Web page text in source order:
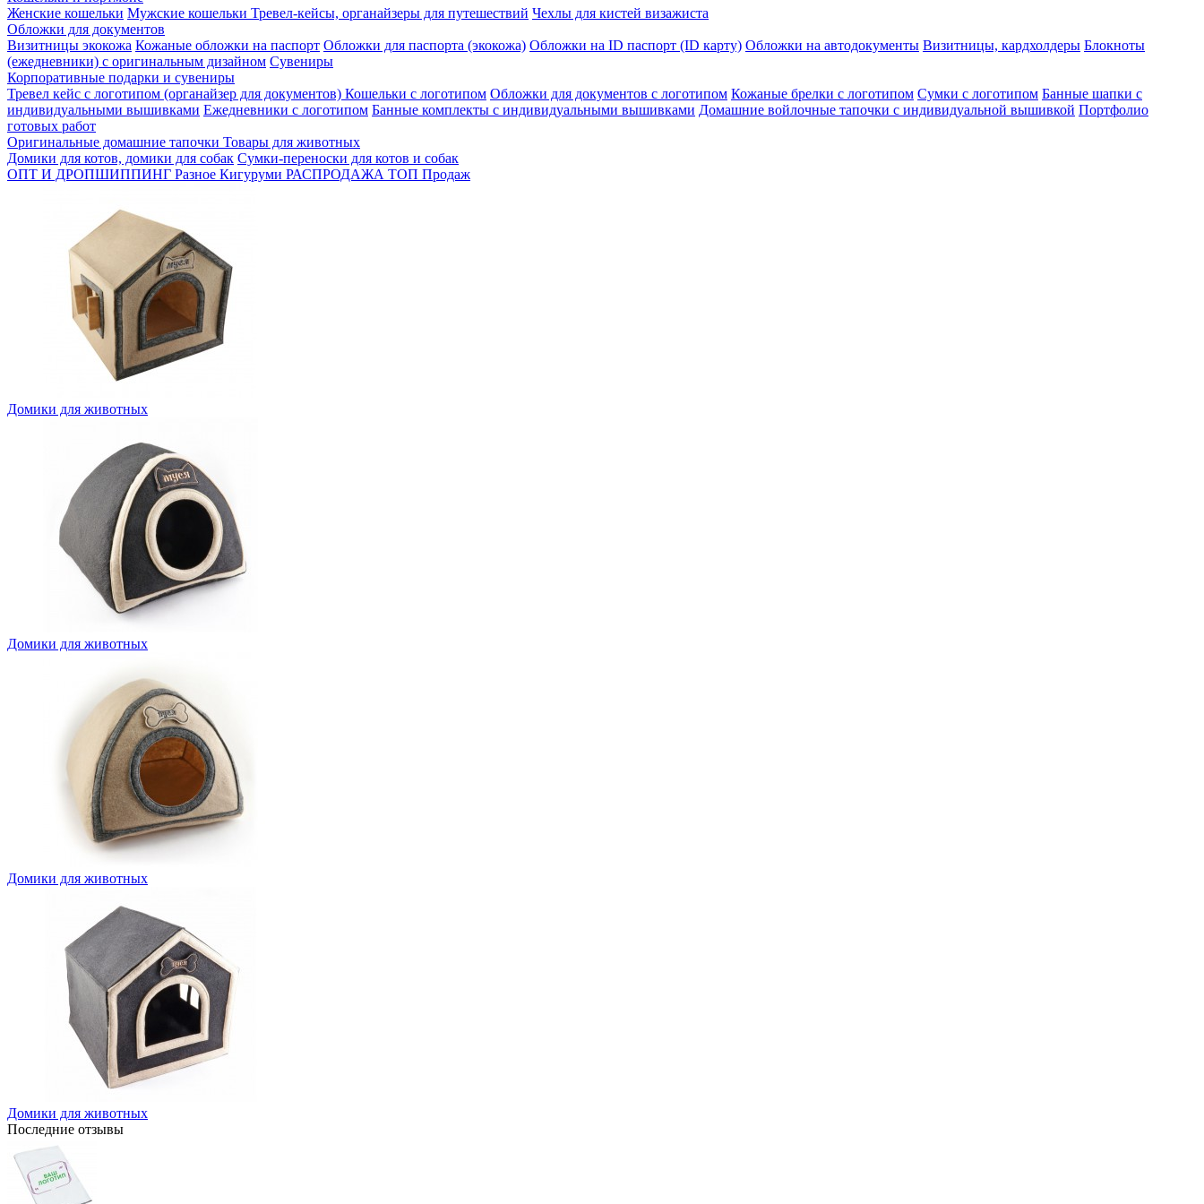
Женские кошельки Мужские кошельки Тревел-кейсы, органайзеры для путешествий Чехлы для кистей визажиста
Обложки для документов
Визитницы экокожа Кожаные обложки на паспорт Обложки для паспорта (экокожа) Обложки на ID паспорт (ID карту) Обложки на автодокументы Визитницы, кардхолдеры Блокноты
(ежедневники) с оригинальным дизайном Сувениры
Корпоративные подарки и сувениры
Тревел кейс с логотипом (органайзер для документов) Кошельки с логотипом Обложки для документов с логотипом Кожаные брелки с логотипом Сумки с логотипом Банные шапки с
индивидуальными вышивками Ежедневники с логотипом Банные комплекты с индивидуальными вышивками Домашние войлочные тапочки с индивидуальной вышивкой Портфолио
готовых работ
Оригинальные домашние тапочки Товары для животных
Домики для котов, домики для собак Сумки-переноски для котов и собак
ОПТ И ДРОПШИППИНГ Разное Кигуруми РАСПРОДАЖА ТОП Продаж
Домики для животных
Домики для животных
Домики для животных
Домики для животных
Последние отзывы